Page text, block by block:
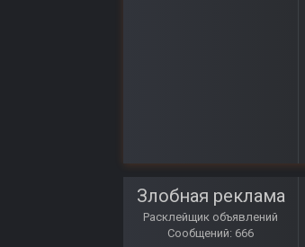
Злобная реклама
Расклейщик объявлений
Сообщений: 666